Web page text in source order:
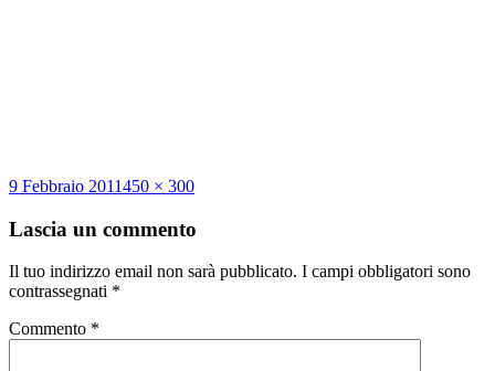
Scritto
9 Febbraio 2011Dimensione
450 × 300
Lascia un commento
Il tuo indirizzo email non sarà pubblicato. I campi obbligatori sono
contrassegnati *
Commento *